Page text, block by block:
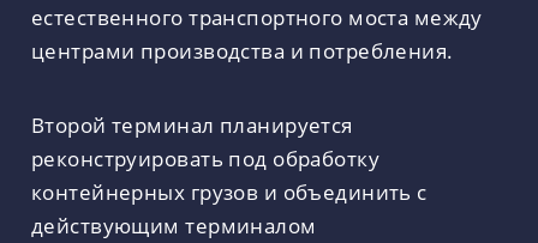
естественного транспортного моста между
центрами производства и потребления.
Второй терминал планируется
реконструировать под обработку
контейнерных грузов и объединить с
действующим терминалом